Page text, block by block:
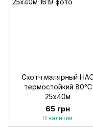
Скотч малярный
термостойкий 80°C
25х40м
65 грн
В наличии